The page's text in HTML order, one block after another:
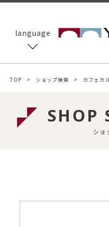
language
TOP ショップ検索 カフェカ
SHOP
ショ